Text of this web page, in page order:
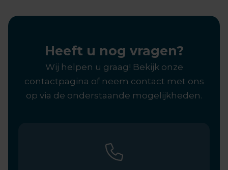
Heeft u nog vragen?
Wij helpen u graag! Bekijk onze
contactpagina of neem contact met ons
op via de onderstaande mogelijkheden.